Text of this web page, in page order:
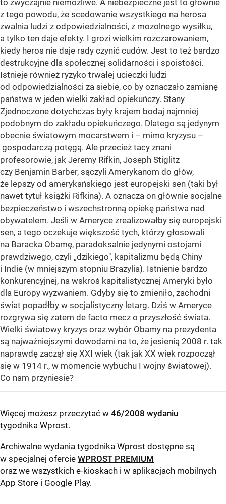
to zwyczajnie niemożliwe. A niebezpieczne jest to głównie
z tego powodu, że scedowanie wszystkiego na herosa
zwalnia ludzi z odpowiedzialności, z mozolnego wysiłku,
a tylko ten daje efekty. I grozi wielkim rozczarowaniem,
kiedy heros nie daje rady czynić cudów. Jest to też bardzo
destrukcyjne dla społecznej solidarności i spoistości.
Istnieje również ryzyko trwałej ucieczki ludzi
od odpowiedzialności za siebie, co by oznaczało zamianę
państwa w jeden wielki zakład opiekuńczy. Stany
Zjednoczone dotychczas były krajem bodaj najmniej
podobnym do zakładu opiekuńczego. Dlatego są jedynym
obecnie światowym mocarstwem i – mimo kryzysu –
gospodarczą potęgą. Ale przecież tacy znani
profesorowie, jak Jeremy Rifkin, Joseph Stiglitz
czy Benjamin Barber, sączyli Amerykanom do głów,
że lepszy od amerykańskiego jest europejski sen (taki był
nawet tytuł książki Rifkina). A oznacza on głównie socjalne
bezpieczeństwo i wszechstronną opiekę państwa nad
obywatelem. Jeśli w Ameryce zrealizowałby się europejski
sen, a tego oczekuje większość tych, którzy głosowali
na Baracka Obamę, paradoksalnie jedynymi ostojami
prawdziwego, czyli „dzikiego", kapitalizmu będą Chiny
i Indie (w mniejszym stopniu Brazylia). Istnienie bardzo
konkurencyjnej, na wskroś kapitalistycznej Ameryki było
dla Europy wyzwaniem. Gdyby się to zmieniło, zachodni
świat popadłby w socjalistyczny letarg. Dziś w Ameryce
rozgrywa się zatem de facto mecz o przyszłość świata.
Wielki światowy kryzys oraz wybór Obamy na prezydenta
są najważniejszymi dowodami na to, że jesienią 2008 r. tak
naprawdę zaczął się XXI wiek (tak jak XX wiek rozpoczął
się w 1914 r., w momencie wybuchu I wojny światowej).
Co nam przyniesie?
Więcej możesz przeczytać w 46/2008 wydaniu
tygodnika Wprost.
Archiwalne wydania tygodnika Wprost dostępne są
w specjalnej ofercie WPROST PREMIUM
oraz we wszystkich e-kioskach i w aplikacjach mobilnych
App Store i Google Play.